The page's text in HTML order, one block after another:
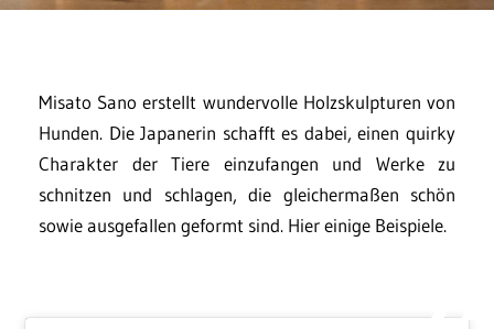
Misato Sano erstellt wundervolle Holzskulpturen von
Hunden. Die Japanerin schafft es dabei, einen quirky
Charakter der Tiere einzufangen und Werke zu
schnitzen und schlagen, die gleichermaßen schön
sowie ausgefallen geformt sind. Hier einige Beispiele.